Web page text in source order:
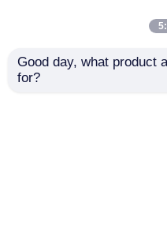
Good day, what product
for?